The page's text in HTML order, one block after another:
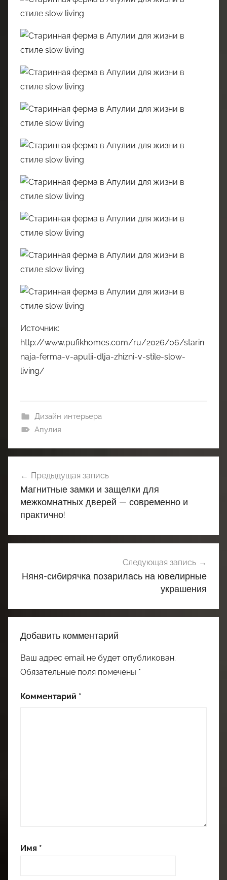
Источник:
http://www.pufikhomes.com/ru/2026/06/starin
naja-ferma-v-apulii-dlja-zhizni-v-stile-slow-
living/
Дизайн интерьера
Апулия
по
записям
Предыдущая запись
Магнитные замки и защелки для
межкомнатных дверей — современно и
практично!
Следующая запись
Няня-сибирячка позарилась на ювелирные
украшения
Добавить комментарий
Ваш адрес email не будет опубликован.
Обязательные поля помечены *
Комментарий *
Имя *